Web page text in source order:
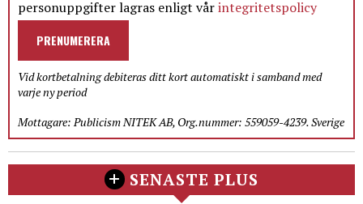
personuppgifter lagras enligt vårintegritetspolicy
PRENUMERERA
Vid kortbetalning debiteras ditt kort automatiskt i samband med
varje ny period
Mottagare: Publicism NITEK AB, Org.nummer: 559059-4239. Sverige
SENASTE PLUS